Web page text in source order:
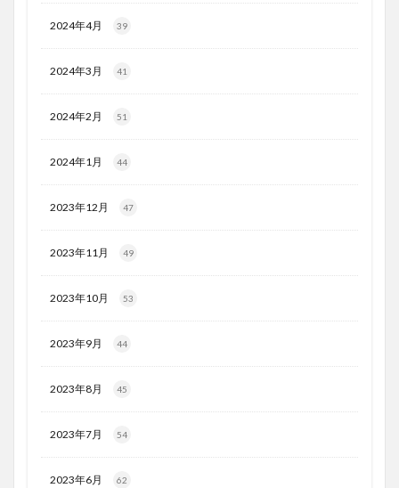
2024年4月 39
2024年3月 41
2024年2月 51
2024年1月 44
2023年12月 47
2023年11月 49
2023年10月 53
2023年9月 44
2023年8月 45
2023年7月 54
2023年6月 62